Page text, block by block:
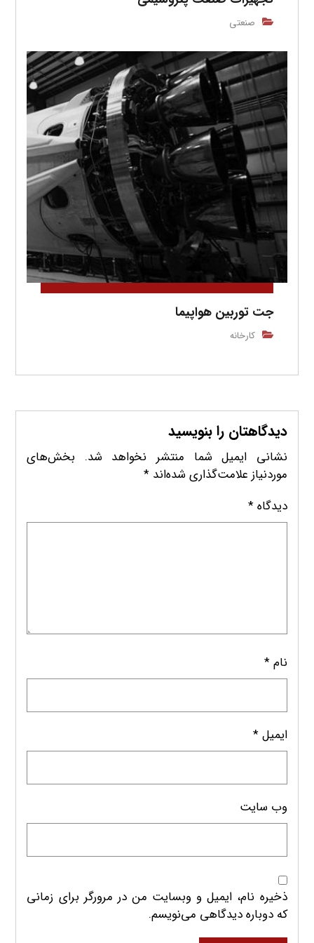
صنعتی
جت توربین هواپیما
کارخانه
دیدگاهتان را بنویسید
نشانی ایمیل شما منتشر نخواهد شد. بخش‌های
موردنیاز علامت‌گذاری شده‌اند *
دیدگاه *
نام *
ایمیل *
وب‌ سایت
ذخیره نام، ایمیل و وبسایت من در مرورگر برای زمانی
که دوباره دیدگاهی می‌نویسم.